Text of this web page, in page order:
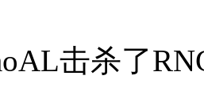
击杀了